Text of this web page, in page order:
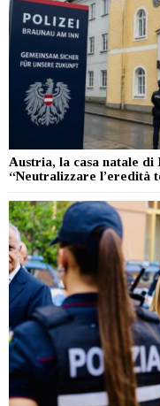
Austria, la casa natale
“Neutralizzare l’eredità